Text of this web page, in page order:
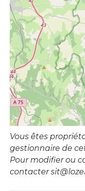
Vous êtes
gestionnaire de
Pour modifier ou
contacter